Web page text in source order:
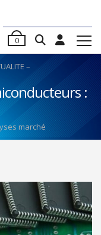
0
–
:
marché